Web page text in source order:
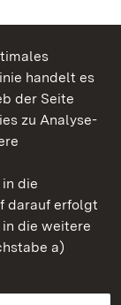
handelt es
der Seite
zu Analyse-
die
darauf erfolgt
in die weitere
a)